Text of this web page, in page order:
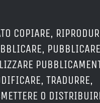
COPIARE,
TRADURRE,
O